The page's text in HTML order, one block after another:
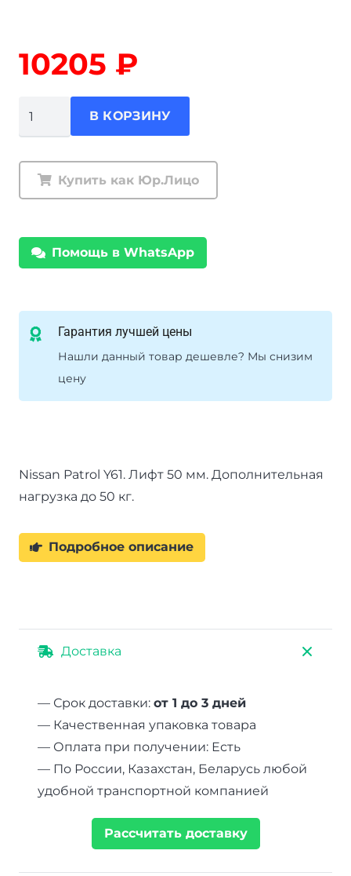
10205 ₽
передние
Tough
Nissan
Patrol
50
В КОРЗИНУ
Купить как Юр.Лицо
Помощь в WhatsApp
Гарантия лучшей цены
Нашли данный товар дешевле? Мы снизим
цену
Nissan Patrol Y61. Лифт 50 мм. Дополнительная
нагрузка до 50 кг.
Подробное описание
Доставка
— Срок доставки: от 1 до 3 дней
— Качественная упаковка товара
— Оплата при получении: Есть
— По России, Казахстан, Беларусь любой
удобной транспортной компанией
Рассчитать доставку